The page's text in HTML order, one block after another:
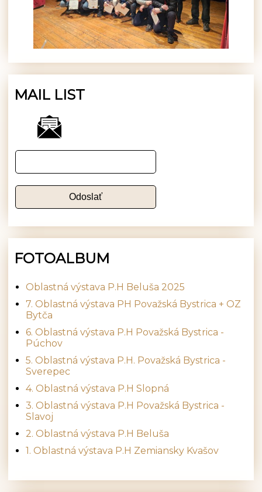
MAIL LIST
FOTOALBUM
Oblastná výstava P.H Beluša 2025
7. Oblastná výstava PH Považská Bystrica + OZ
Bytča
6. Oblastná výstava P.H Považská Bystrica -
Púchov
5. Oblastná výstava P.H. Považská Bystrica -
Sverepec
4. Oblastná výstava P.H Slopná
3. Oblastná výstava P.H Považská Bystrica -
Slavoj
2. Oblastná výstava P.H Beluša
1. Oblastná výstava P.H Zemiansky Kvašov